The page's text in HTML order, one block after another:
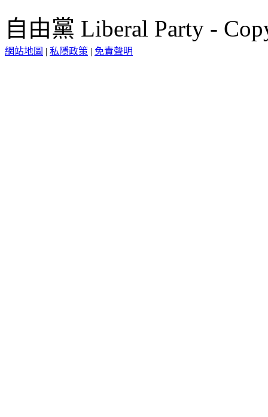
自由黨 Liberal Party -
網站地圖 | 私隱政策 | 免責聲明